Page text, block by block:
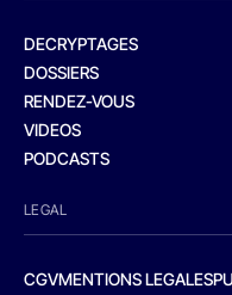
DECRYPTAGES
DOSSIERS
RENDEZ-VOUS
VIDEOS
PODCASTS
LEGAL
CGVMENTIONS LEGALES